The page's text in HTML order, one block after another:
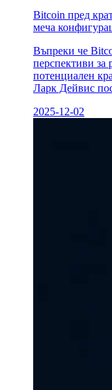
Bitcoin пред
меча
Въпреки че
перспективи за
потенциален
Ларк Дейвис
2025-12-02